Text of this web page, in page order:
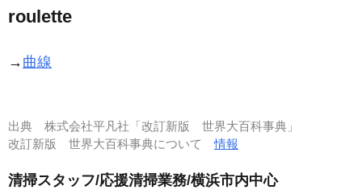
roulette
→ 曲線
出典 株式会社平凡社「改訂新版 世界大百科事典」
改訂新版 世界大百科事典について情報
清掃スタッフ/応援清掃業務/横浜市内中心